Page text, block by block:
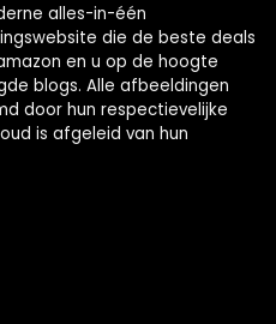
alles-in-één
die de beste deals
en u op de hoogte
blogs. Alle afbeeldingen
door hun respectievelijke
is afgeleid van hun